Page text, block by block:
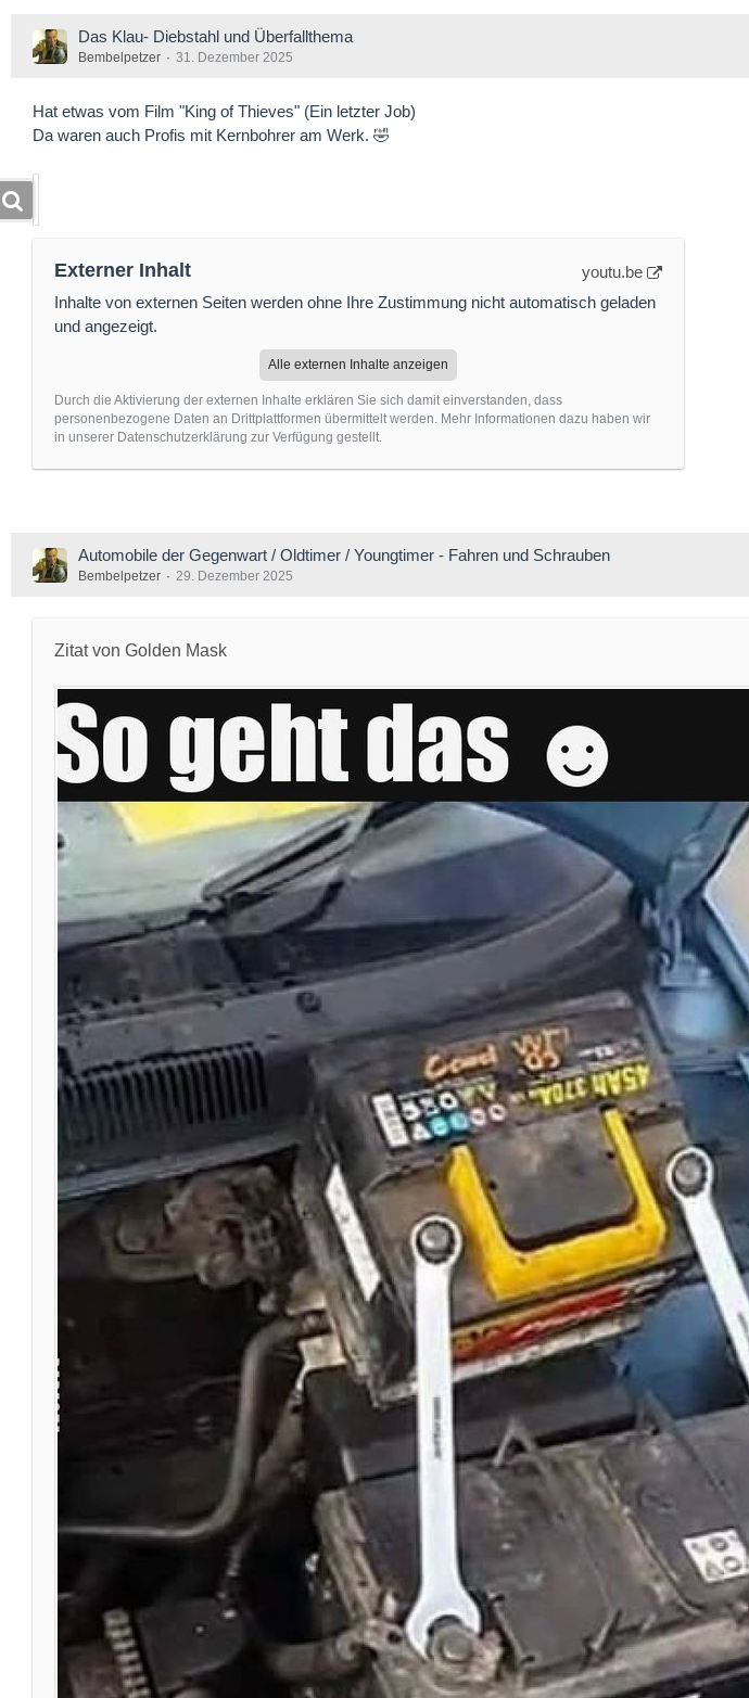
Das Klau- Diebstahl und Überfallthema
Bembelpetzer 31. Dezember 2025
Hat etwas vom Film "King of Thieves" (Ein letzter Job)
Da waren auch Profis mit Kernbohrer am Werk. 🤣
Externer Inhalt
youtu.be
Inhalte von externen Seiten werden ohne Ihre Zustimmung nicht automatisch geladen
und angezeigt.
Alle externen Inhalte anzeigen
Durch die Aktivierung der externen Inhalte erklären Sie sich damit einverstanden, dass
personenbezogene Daten an Drittplattformen übermittelt werden. Mehr Informationen dazu haben wir
in unserer Datenschutzerklärung zur Verfügung gestellt.
Automobile der Gegenwart / Oldtimer / Youngtimer - Fahren und Schrauben
Bembelpetzer 29. Dezember 2025
Zitat von Golden Mask